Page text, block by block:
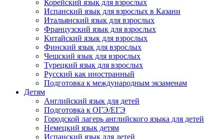
Корейский язык для взрослых
Испанский язык для взрослых в Казани
Итальянский язык для взрослых
Французский язык для взрослых
Китайский язык для взрослых
Финский язык для взрослых
Чешский язык для взрослых
Турецкий язык для взрослых
Русский как иностранный
Подготовка к международным экзаменам
Детям
Английский язык для детей
Подготовка к ОГЭ/ЕГЭ
Городской лагерь английского языка для детей
Немецкий язык детям
Испанский язык для детей